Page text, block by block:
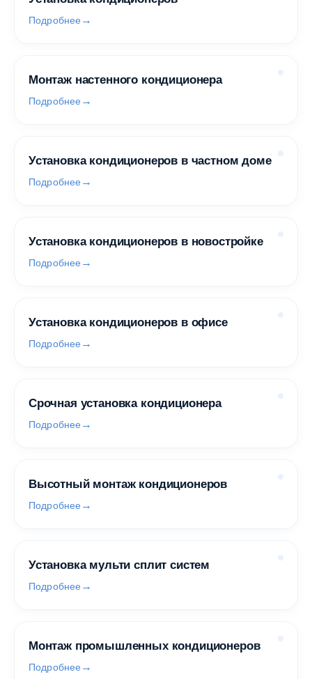
Подробнее
Монтаж настенного кондиционера
Подробнее
Установка кондиционеров в частном доме
Подробнее
Установка кондиционеров в новостройке
Подробнее
Установка кондиционеров в офисе
Подробнее
Срочная установка кондиционера
Подробнее
Высотный монтаж кондиционеров
Подробнее
Установка мульти сплит систем
Подробнее
Монтаж промышленных кондиционеров
Подробнее